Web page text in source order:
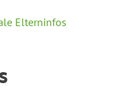
Elterninfos